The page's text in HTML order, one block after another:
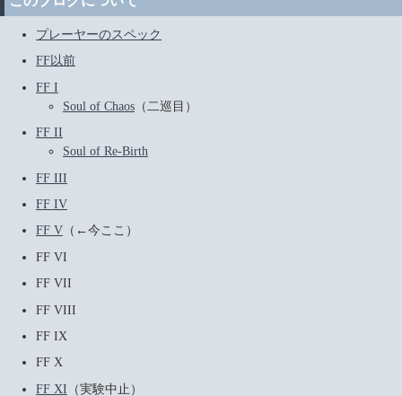
プレーヤーのスペック
FF以前
FF I
Soul of Chaos （二巡目）
FF II
Soul of Re-Birth
FF III
FF IV
FF V （←今ここ）
FF VI
FF VII
FF VIII
FF IX
FF X
FF XI （実験中止）